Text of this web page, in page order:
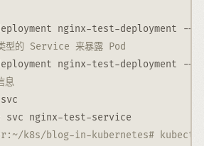
nginx-test-deployment
--
型的 Service 来暴露 Pod
nginx-test-deployment
--
息
svc nginx-test-service
k8s/blog-in-kubernetes#